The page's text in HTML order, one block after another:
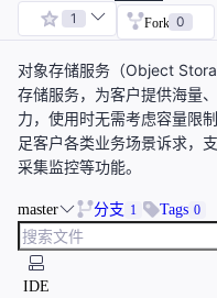
1 Fork 0
对象存储服务（Object
存储服务，为客户提供海量
力，使用时无需考虑容量限
足客户各类业务场景诉求，
采集监控等功能。
master 分支 1 Tags 0
IDE